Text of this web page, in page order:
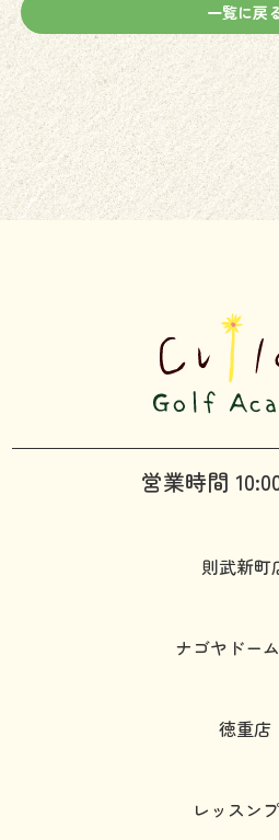
一覧に戻
営業時間
則武新町
ナゴヤドー
徳重店
レッスン